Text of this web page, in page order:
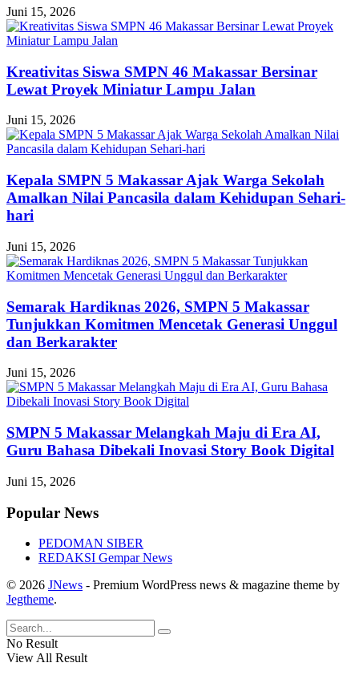
Juni 15, 2026
Kreativitas Siswa SMPN 46 Makassar Bersinar
Lewat Proyek Miniatur Lampu Jalan
Juni 15, 2026
Kepala SMPN 5 Makassar Ajak Warga Sekolah
Amalkan Nilai Pancasila dalam Kehidupan Sehari-
hari
Juni 15, 2026
Semarak Hardiknas 2026, SMPN 5 Makassar
Tunjukkan Komitmen Mencetak Generasi Unggul
dan Berkarakter
Juni 15, 2026
SMPN 5 Makassar Melangkah Maju di Era AI,
Guru Bahasa Dibekali Inovasi Story Book Digital
Juni 15, 2026
Popular News
PEDOMAN SIBER
REDAKSI Gempar News
© 2026 JNews - Premium WordPress news & magazine theme by
Jegtheme.
No Result
View All Result